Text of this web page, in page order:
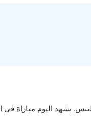
يشهد اليوم مباراة في